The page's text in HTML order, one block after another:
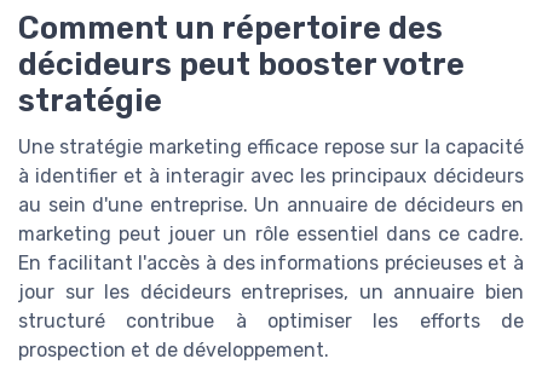
Comment un répertoire des
décideurs peut booster votre
stratégie
Une stratégie marketing efficace repose sur la capacité
à identifier et à interagir avec les principaux décideurs
au sein d'une entreprise. Un annuaire de décideurs en
marketing peut jouer un rôle essentiel dans ce cadre.
En facilitant l'accès à des informations précieuses et à
jour sur les décideurs entreprises, un annuaire bien
structuré contribue à optimiser les efforts de
prospection et de développement.